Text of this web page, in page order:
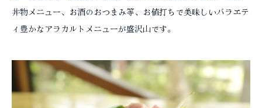
丼物メニュー、お酒のおつまみ等、お値打ちで美味しいバラエテ
ィ豊かなアラカルトメニューが盛沢山です。